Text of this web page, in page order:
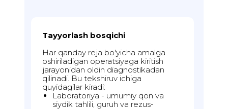
Tayyorlash bosqichi
Har qanday reja bo'yicha amalga
oshiriladigan operatsiyaga kiritish
jarayonidan oldin diagnostikadan
qilinadi. Bu tekshiruv ichiga
quyidagilar kiradi:
Laboratoriya - umumiy qon va
siydik tahlili, guruh va rezus-